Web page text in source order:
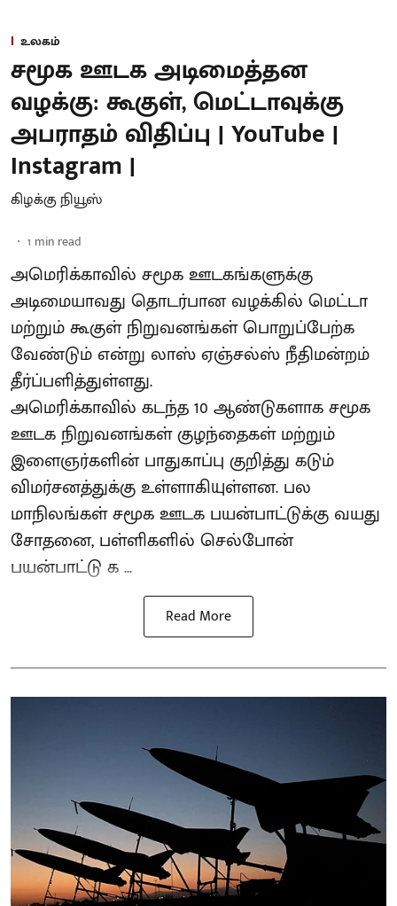
உலகம்
சமூக ஊடக அடிமைத்தன
வழக்கு: கூகுள், மெட்டாவுக்கு
அபராதம் விதிப்பு | YouTube |
Instagram |
கிழக்கு நியூஸ்
1 min read
அமெரிக்காவில் சமூக ஊடகங்களுக்கு
அடிமையாவது தொடர்பான வழக்கில் மெட்டா
மற்றும் கூகுள் நிறுவனங்கள் பொறுப்பேற்க
வேண்டும் என்று லாஸ் ஏஞ்சல்ஸ் நீதிமன்றம்
தீர்ப்பளித்துள்ளது.
அமெரிக்காவில் கடந்த 10 ஆண்டுகளாக சமூக
ஊடக நிறுவனங்கள் குழந்தைகள் மற்றும்
இளைஞர்களின் பாதுகாப்பு குறித்து கடும்
விமர்சனத்துக்கு உள்ளாகியுள்ளன. பல
மாநிலங்கள் சமூக ஊடக பயன்பாட்டுக்கு வயது
சோதனை, பள்ளிகளில் செல்போன்
பயன்பாட்டு க ...
Read More